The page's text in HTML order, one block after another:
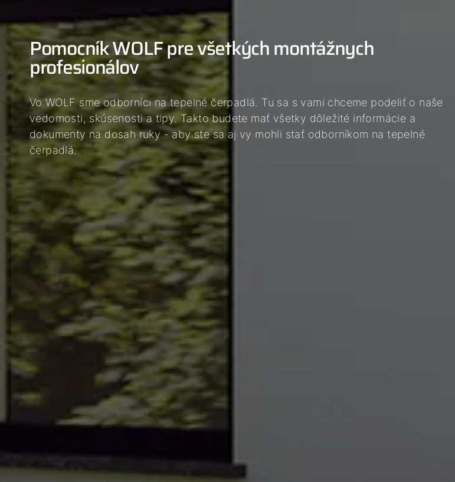
Pomocník WOLF pre všetkých montážnych
profesionálov
Vo WOLF sme odborníci na tepelné čerpadlá. Tu sa s vami chceme podeliť o naše
vedomosti, skúsenosti a tipy. Takto budete mať všetky dôležité informácie a
dokumenty na dosah ruky - aby ste sa aj vy mohli stať odborníkom na tepelné
čerpadlá.
03
04
05